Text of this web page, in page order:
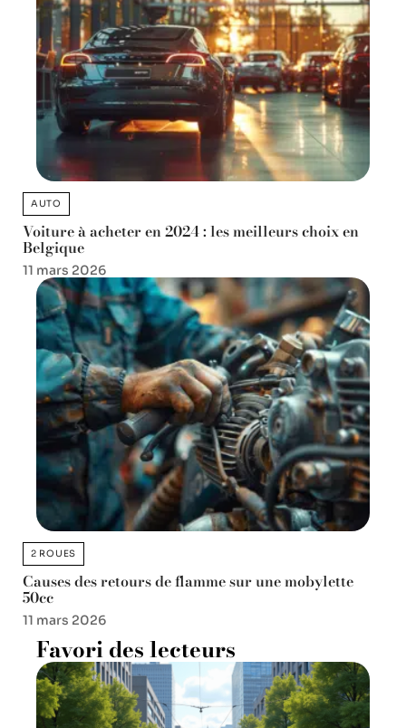
AUTO
Voiture à acheter en 2024 : les meilleurs choix en
Belgique
11 mars 2026
2 ROUES
Causes des retours de flamme sur une mobylette
50cc
11 mars 2026
Favori des lecteurs